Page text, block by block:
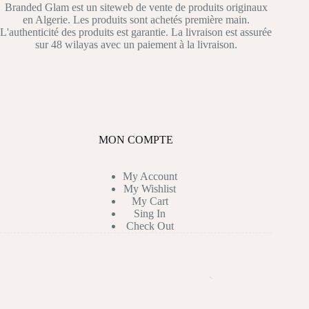
choisies
sur
la
page
Branded Glam est un siteweb de vente de produits originaux
en Algerie. Les produits sont achetés première main.
L'authenticité des produits est garantie. La livraison est assurée
sur 48 wilayas avec un paiement à la livraison.
MON COMPTE
My Account
My Wishlist
My Cart
Sing In
Check Out